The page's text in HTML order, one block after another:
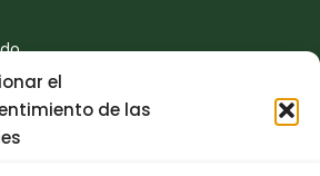
el
de las